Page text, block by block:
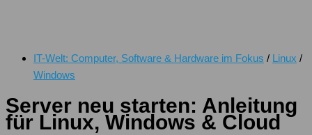
IT-Welt: Computer, Software & Hardware im Fokus / Linux /
Windows
Server neu starten: Anleitung
für Linux, Windows & Cloud